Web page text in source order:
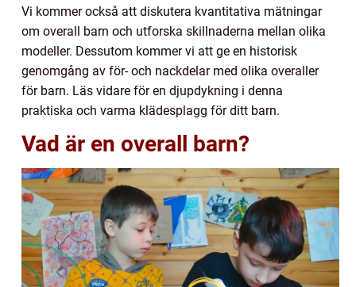
Vi kommer också att diskutera kvantitativa mätningar
om overall barn och utforska skillnaderna mellan olika
modeller. Dessutom kommer vi att ge en historisk
genomgång av för- och nackdelar med olika overaller
för barn. Läs vidare för en djupdykning i denna
praktiska och varma klädesplagg för ditt barn.
Vad är en overall barn?